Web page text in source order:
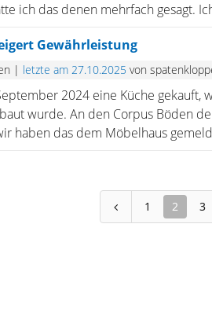
ich das denen mehrfach gesagt.
Gewährleistung
| letzte am 27.10.2025 von
2024 eine Küche
wurde. An den Corpus Böden
haben das dem Möbelhaus
1 2 3